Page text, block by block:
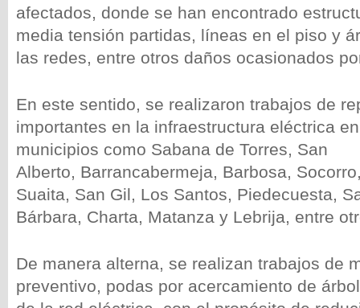
afectados, donde se han encontrado
media tensión partidas, líneas en el piso y
las redes, entre otros daños ocasionados
En este sentido, se realizaron trabajos de
importantes en la infraestructura eléctrica
municipios como Sabana de Torres, San
Alberto, Barrancabermeja, Barbosa,
Suaita, San Gil, Los Santos, Piedecuesta,
Bárbara, Charta, Matanza y Lebrija, entre
De manera alterna, se realizan trabajos de
preventivo, podas por acercamiento de